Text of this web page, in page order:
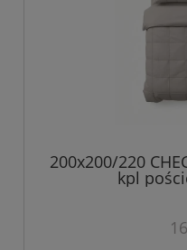
200x200/220
kpl